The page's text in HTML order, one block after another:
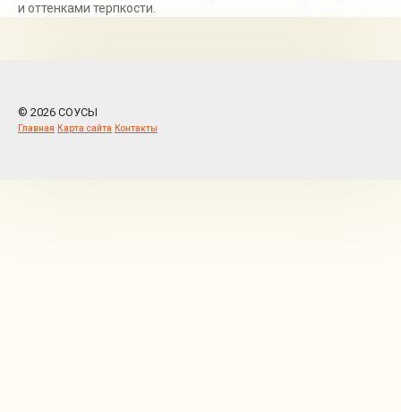
и оттенками терпкости.
© 2026 СОУСЫ
Главная Карта сайта Контакты